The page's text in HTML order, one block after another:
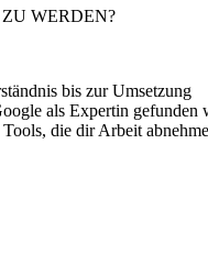
WERDEN?
bis zur Umsetzung
als Expertin
die dir Arbeit